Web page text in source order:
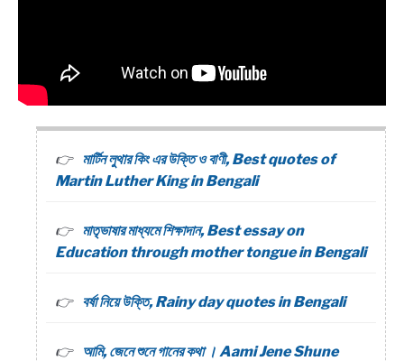
মার্টিন লুথার কিং এর উক্তি ও বাণী, Best quotes of
Martin Luther King in Bengali
মাতৃভাষার মাধ্যমে শিক্ষাদান, Best essay on
Education through mother tongue in Bengali
বর্ষা নিয়ে উক্তি, Rainy day quotes in Bengali
আমি, জেনে শুনে গানের কথা । Aami Jene Shune